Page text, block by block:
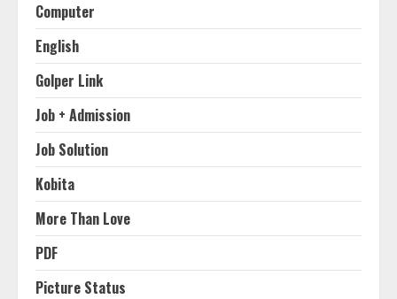
Computer
English
Golper Link
Job + Admission
Job Solution
Kobita
More Than Love
PDF
Picture Status